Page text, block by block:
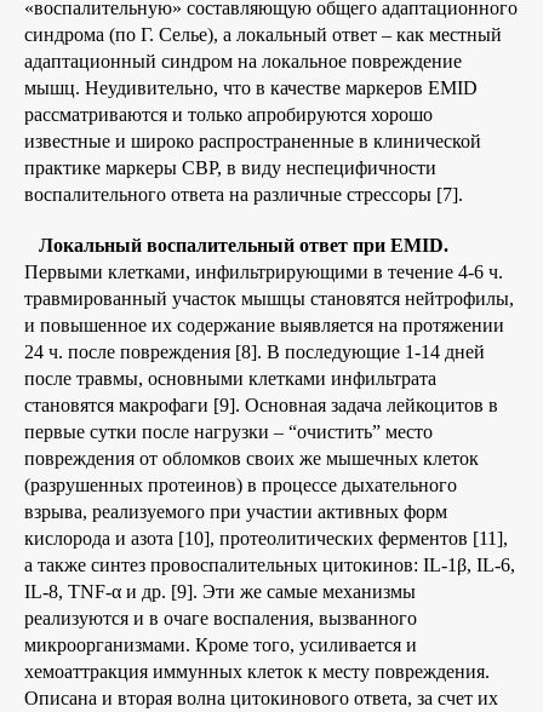
«воспалительную» составляющую общего адаптационного
синдрома (по Г. Селье), а локальный ответ – как местный
адаптационный синдром на локальное повреждение
мышц. Неудивительно, что в качестве маркеров EMID
рассматриваются и только апробируются хорошо
известные и широко распространенные в клинической
практике маркеры СВР, в виду неспецифичности
воспалительного ответа на различные стрессоры [7].
Локальный воспалительный ответ при EMID.
Первыми клетками, инфильтрирующими в течение 4-6 ч.
травмированный участок мышцы становятся нейтрофилы,
и повышенное их содержание выявляется на протяжении
24 ч. после повреждения [8]. В последующие 1-14 дней
после травмы, основными клетками инфильтрата
становятся макрофаги [9]. Основная задача лейкоцитов в
первые сутки после нагрузки – “очистить” место
повреждения от обломков своих же мышечных клеток
(разрушенных протеинов) в процессе дыхательного
взрыва, реализуемого при участии активных форм
кислорода и азота [10], протеолитических ферментов [11],
а также синтез провоспалительных цитокинов: IL-1β, IL-6,
IL-8, TNF-α и др. [9]. Эти же самые механизмы
реализуются и в очаге воспаления, вызванного
микроорганизмами. Кроме того, усиливается и
хемоаттракция иммунных клеток к месту повреждения.
Описана и вторая волна цитокинового ответа, за счет их